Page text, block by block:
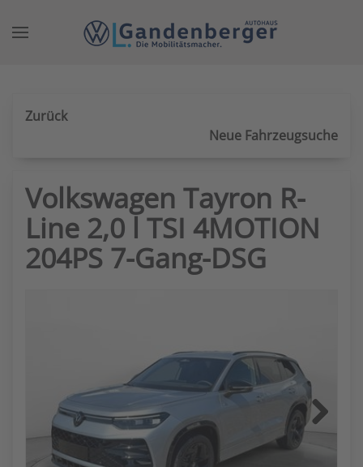
Zurück
Neue Fahrzeugsuche
Volkswagen Tayron R-
Line 2,0 l TSI 4MOTION
204PS 7-Gang-DSG
Next